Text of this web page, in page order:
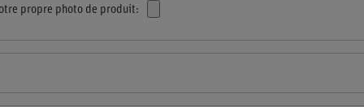
propre photo de produit: